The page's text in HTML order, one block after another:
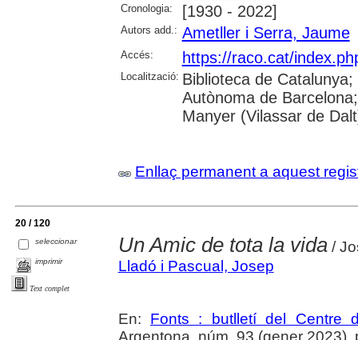
Cronologia: [1930 - 2022]
Autors add.: Ametller i Serra, Jaume
Accés: https://raco.cat/
Localització: Biblioteca de
Autònoma de
Manyer (Vilassar de
Enllaç permanent a aquest
20 / 120
seleccionar
imprimir
Text complet
Un Amic de tota la vida/
Lladó i Pascual, Josep
En: Fonts : butlletí del Centre
Argentona, núm. 93 (gener 2023),